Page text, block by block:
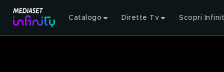
Catalogo Dirette Tv Scopri